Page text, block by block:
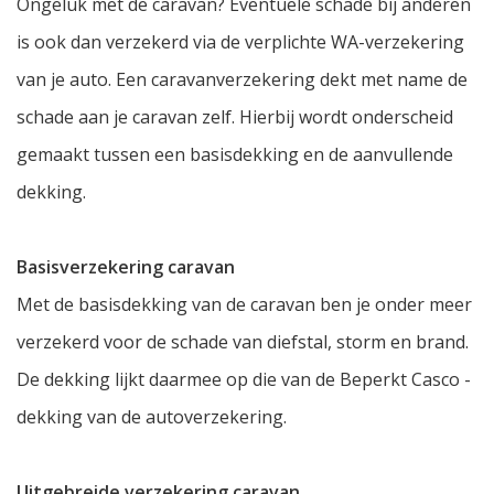
is ook dan verzekerd via de verplichte WA-verzekering
van je auto. Een caravanverzekering dekt met name de
schade aan je caravan zelf. Hierbij wordt onderscheid
gemaakt tussen een basisdekking en de aanvullende
dekking.
Basisverzekering caravan
Met de basisdekking van de caravan ben je onder meer
verzekerd voor de schade van diefstal, storm en brand.
De dekking lijkt daarmee op die van de Beperkt Casco -
dekking van de autoverzekering.